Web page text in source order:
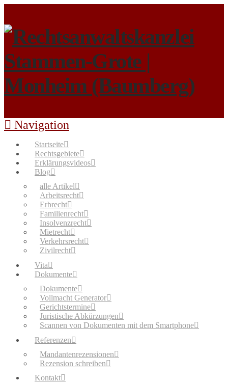
Navigation
Startseite
Rechtsgebiete
Erklärungsvideos
Blog
alle Artikel
Arbeitsrecht
Erbrecht
Familienrecht
Insolvenzrecht
Mietrecht
Verkehrsrecht
Zivilrecht
Vita
Dokumente
Dokumente
Vollmacht Generator
Gerichtstermine
Juristische Abkürzungen
Scannen von Dokumenten mit dem Smartphone
Referenzen
Mandantenrezensionen
Rezension schreiben
Kontakt